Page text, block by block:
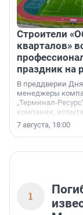
Строители
кварталов»
праздник на
В преддверии Дня
менеджеры
„Терминал-
компании,
осторожного
7 августа, 18:00
1